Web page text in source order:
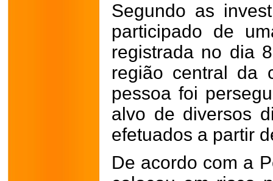
Segundo as
participado de
registrada no dia
região central da
pessoa foi
alvo de diversos
efetuados a partir
De acordo com a